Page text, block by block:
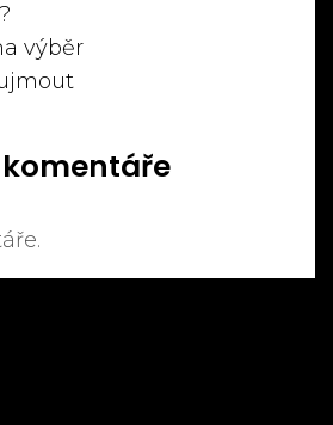
výběr